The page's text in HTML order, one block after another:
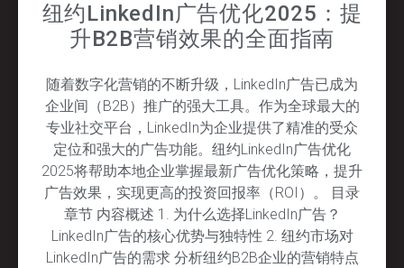
纽约LinkedIn广告优化2025：提
升B2B营销效果的全面指南
随着数字化营销的不断升级，LinkedIn广告已成为
企业间（B2B）推广的强大工具。作为全球最大的
专业社交平台，LinkedIn为企业提供了精准的受众
定位和强大的广告功能。纽约LinkedIn广告优化
2025将帮助本地企业掌握最新广告优化策略，提升
广告效果，实现更高的投资回报率（ROI）。 目录
章节 内容概述 1. 为什么选择LinkedIn广告？
LinkedIn广告的核心优势与独特性 2. 纽约市场对
LinkedIn广告的需求 分析纽约B2B企业的营销特点